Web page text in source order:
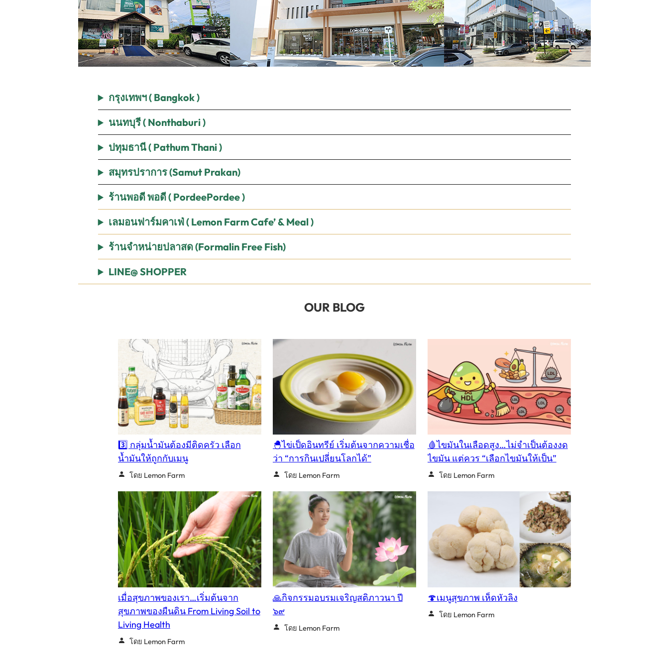
กรุงเทพฯ ( Bangkok )
นนทบุรี( Nonthaburi)
ปทุมธานี( Pathum Thani)
สมุทรปราการ(Samut Prakan)
ร้านพอดี พอดี( PordeePordee)
เลมอนฟาร์มคาเฟ่ ( Lemon Farm Cafe’ & Meal)
ร้านจำหน่ายปลาสด(Formalin Free Fish)
LINE@ SHOPPER
OUR BLOG
3️⃣ กลุ่มน้ำมันต้องมีติดครัว เลือก
น้ำมันให้ถูกกับเมนู
โดย Lemon Farm
🐣ไข่เป็ดอินทรีย์ เริ่มต้นจากความเชื่อ
ว่า “การกินเปลี่ยนโลกได้”
โดย Lemon Farm
🩸ไขมันในเลือดสูง…ไม่จำเป็นต้องงด
ไขมัน แต่ควร “เลือกไขมันให้เป็น”
โดย Lemon Farm
เมื่อสุขภาพของเรา…เริ่มต้นจาก
สุขภาพของผืนดิน From Living Soil to
Living Health
โดย Lemon Farm
🙏กิจกรรมอบรมเจริญสติภาวนา ปี
๖๙
โดย Lemon Farm
🍄เมนูสุขภาพ เห็ดหัวลิง
โดย Lemon Farm